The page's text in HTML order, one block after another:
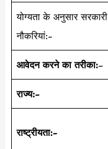
योग्यता के अनुसार सरकारी
नौकरियां:-
आवेदन करने का तरीका:–
राज्य:-
राष्ट्रीयता:-